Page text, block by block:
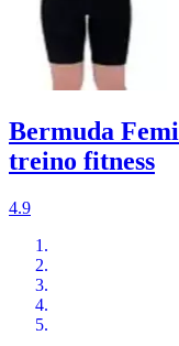
Bermuda
treino fitness
4.9